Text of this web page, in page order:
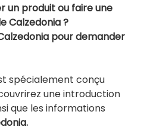
un produit ou faire une
Calzedonia ?
pour demander
spécialement conçu
une introduction
que les informations